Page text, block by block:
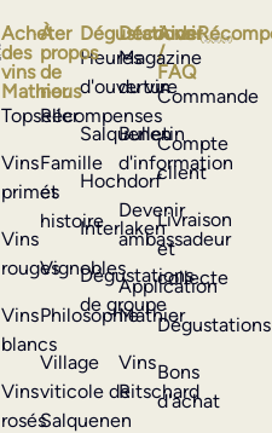
Acheter
des
vins
Mathier
Topseller
Vins
primés
Vins
rouges
Vins
blancs
Vins
rosés
Aide
/
FAQ
Commande
Compte
client
Livraison
et
collecte
Dégustations
Bons
d'achat
Découvrir
Magazine
du vin
Bulletin
d'information
Devenir
ambassadeur
Application
Mathier
Vins
Ritschard
Dégustations
Heures
d'ouverture
Salquenen
Hochdorf
Interlaken
Dégustations
de groupe
À
propos
de
nous
Récompenses
Famille
et
histoire
Vignobles
Philosophie
Village
viticole de
Salquenen